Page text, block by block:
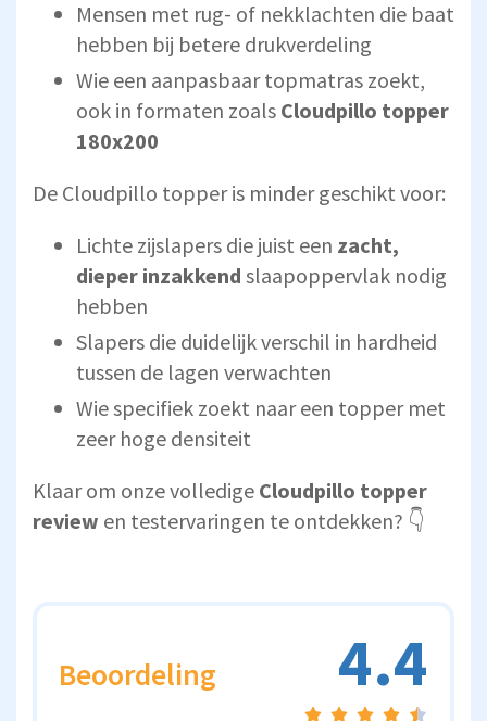
Mensen met rug- of nekklachten die baat
hebben bij betere drukverdeling
Wie een aanpasbaar topmatras zoekt,
ook in formaten zoals Cloudpillo topper
180x200
De Cloudpillo topper is minder geschikt voor:
Lichte zijslapers die juist een zacht,
dieper inzakkend slaapoppervlak nodig
hebben
Slapers die duidelijk verschil in hardheid
tussen de lagen verwachten
Wie specifiek zoekt naar een topper met
zeer hoge densiteit
Klaar om onze volledige Cloudpillo topper
review en testervaringen te ontdekken? 👇
Beoordeling 4.4